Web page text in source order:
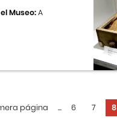
Museo:A
página ... 6 7 8